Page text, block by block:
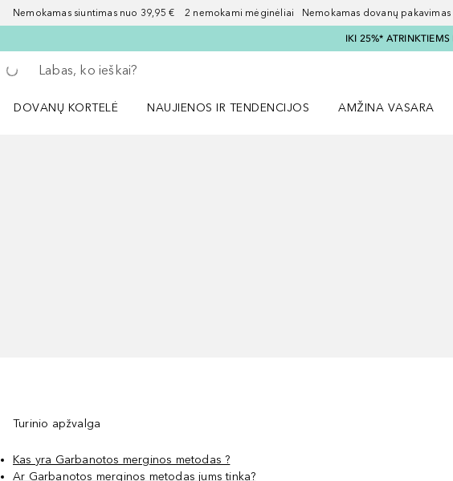
Nemokamas siuntimas nuo 39,95 € 2 nemokami mėginėliai Nemokamas dovanų
IKI 25%*
Grįžk atgal
Vykdykite paiešką
DOVANŲ KORTELĖ
NAUJIENOS IR TENDENCIJOS
AMŽINA VASARA
Turinio apžvalga
Kas yra Garbanotos merginos metodas ?
Ar Garbanotos merginos metodas jums tinka?